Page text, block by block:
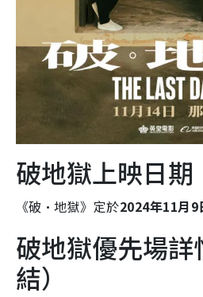
破地獄上映日期
《破·地獄》定於2024年11月9
破地獄優先場詳
結）